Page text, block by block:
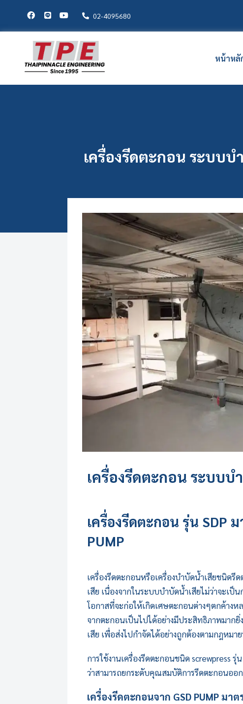
02-4095680
หน้าหลั
เครื่องรีดตะกอน ระบบบ
เครื่องรีดตะกอน ระบบบ
เครื่องรีดตะกอน รุ่น SDP
PUMP
เครื่องรีดตะกอนหรือเครื่องบำบัดน้ำเสียชนิดรี
เสีย เนื่องจากในระบบบำบัดน้ำเสียไม่ว่าจะเ
โอกาสที่จะก่อให้เกิดเศษตะกอนต่างๆตกค้างห
จากตะกอนเป็นไปได้อย่างมีประสิทธิภาพมาก
เสีย เพื่อส่งไปกำจัดได้อย่างถูกต้องตามกฎหมา
การใช้งานเครื่องรีดตะกอนชนิด screwpress รุ่
ว่าสามารถยกระดับคุณสมบัติการรีดตะกอนออ
เครื่องรีดตะกอนจาก GSD PUMPมาต